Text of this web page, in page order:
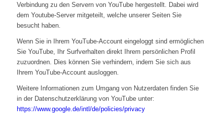
Verbindung zu den Servern von YouTube hergestellt. Dabei wird
dem Youtube-Server mitgeteilt, welche unserer Seiten Sie
besucht haben.
Wenn Sie in Ihrem YouTube-Account eingeloggt sind ermöglichen
Sie YouTube, Ihr Surfverhalten direkt Ihrem persönlichen Profil
zuzuordnen. Dies können Sie verhindern, indem Sie sich aus
Ihrem YouTube-Account ausloggen.
Weitere Informationen zum Umgang von Nutzerdaten finden Sie
in der Datenschutzerklärung von YouTube unter:
https://www.google.de/intl/de/policies/privacy